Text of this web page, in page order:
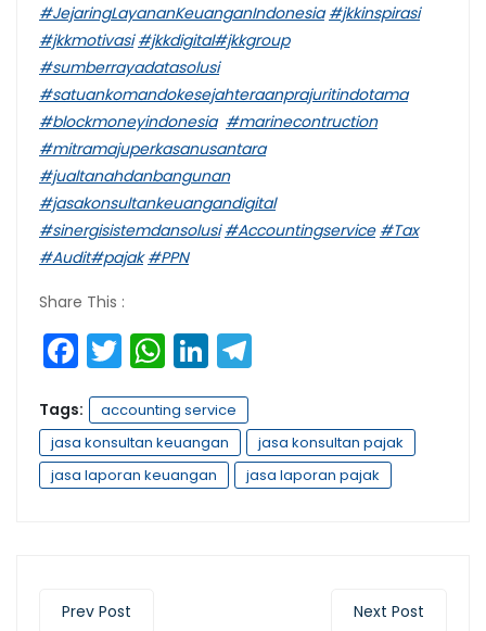
#JejaringLayananKeuanganIndonesia #jkkinspirasi
#jkkmotivasi #jkkdigital#jkkgroup
#sumberrayadatasolusi
#satuankomandokesejahteraanprajuritindotama
#blockmoneyindonesia #marinecontruction
#mitramajuperkasanusantara
#jualtanahdanbangunan
#jasakonsultankeuangandigital
#sinergisistemdansolusi #Accountingservice #Tax
#Audit#pajak #PPN
Share This :
Facebook
Twitter
WhatsApp
LinkedIn
Tags:
accounting service
jasa konsultan keuangan
jasa konsultan pajak
jasa laporan keuangan
jasa laporan pajak
Prev Post Next Post